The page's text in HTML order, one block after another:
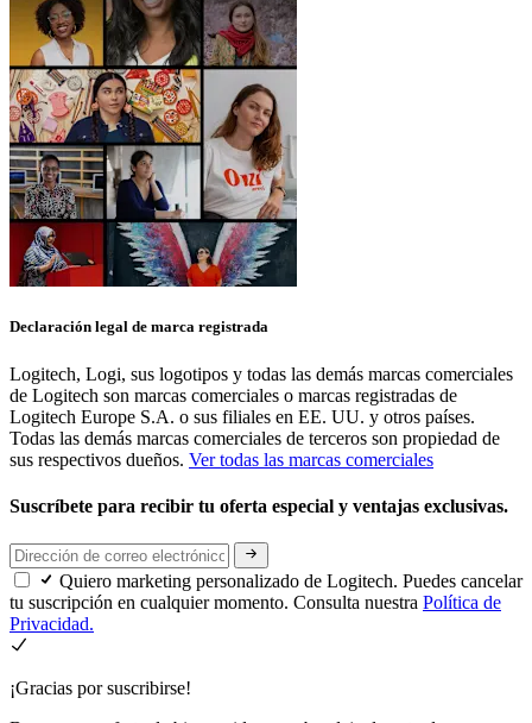
Declaración legal de marca registrada
Logitech, Logi, sus logotipos y todas las demás marcas comerciales
de Logitech son marcas comerciales o marcas registradas de
Logitech Europe S.A. o sus filiales en EE. UU. y otros países.
Todas las demás marcas comerciales de terceros son propiedad de
sus respectivos dueños. Ver todas las marcas comerciales
Suscríbete para recibir tu oferta especial y ventajas exclusivas.
Quiero marketing personalizado de Logitech. Puedes cancelar
tu suscripción en cualquier momento. Consulta nuestra Política de
Privacidad.
¡Gracias por suscribirse!